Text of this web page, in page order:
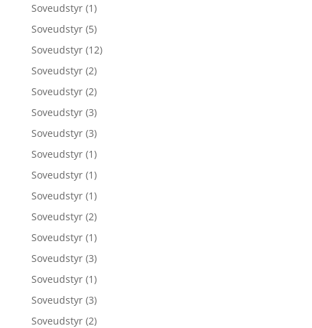
Soveudstyr (1)
Soveudstyr (5)
Soveudstyr (12)
Soveudstyr (2)
Soveudstyr (2)
Soveudstyr (3)
Soveudstyr (3)
Soveudstyr (1)
Soveudstyr (1)
Soveudstyr (1)
Soveudstyr (2)
Soveudstyr (1)
Soveudstyr (3)
Soveudstyr (1)
Soveudstyr (3)
Soveudstyr (2)